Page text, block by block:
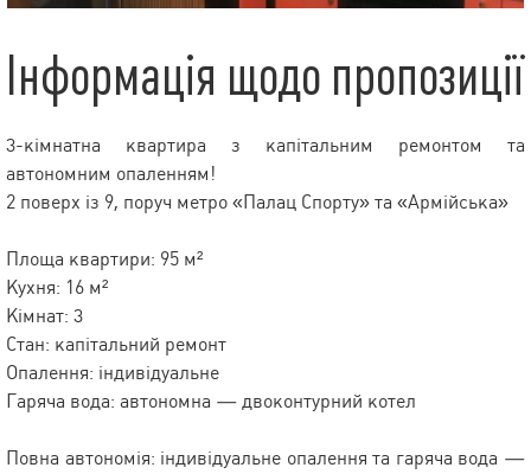
Інформація щодо пропозиції
3-кімнатна квартира з капітальним ремонтом та
автономним опаленням!
2 поверх із 9, поруч метро «Палац Спорту» та «Армійська»
Площа квартири: 95 м²
Кухня: 16 м²
Кімнат: 3
Стан: капітальний ремонт
Опалення: індивідуальне
Гаряча вода: автономна — двоконтурний котел
Повна автономія: індивідуальне опалення та гаряча вода —